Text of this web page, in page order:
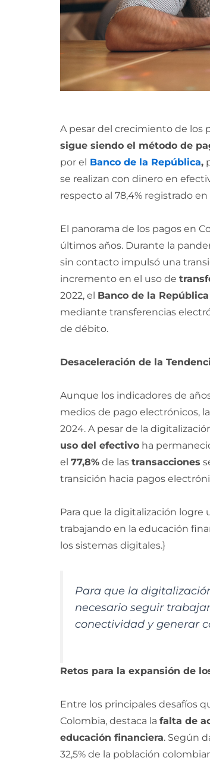
A pesar del crecimiento de los
sigue siendo el método de
por el Banco de la República,
se realizan con dinero en
respecto al 78,4% registrado en
El panorama de los pagos en
últimos años. Durante la
sin contacto impulsó una
incremento en el uso de
2022, el Banco de la República
mediante transferencias
de débito.
Desaceleración de la
Aunque los indicadores de
medios de pago electrónicos,
2024. A pesar de la
uso del efectivoha
el 77,8%de las transacciones
transición hacia pagos
Para que la digitalización logre
trabajando en la educación
los sistemas digitales.}
Para que la
necesario seguir
conectividad y generar
Retos para la expansión de
Entre los principales desafíos
Colombia, destaca la falta de
educación financiera. Según
32,5% de la población